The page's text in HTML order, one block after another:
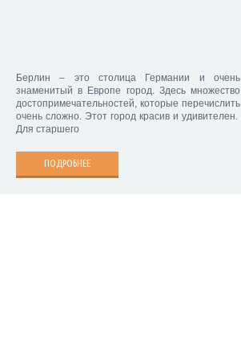
Берлин – это столица Германии и очень
знаменитый в Европе город. Здесь множество
достопримечательностей, которые перечислить
очень сложно. Этот город красив и удивителен.
Для старшего
ПОДРОБНЕЕ